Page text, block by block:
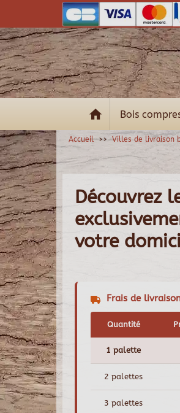
Bois
Accueil Villes de livraison
Découvrez
votre
Frais de
Quantité
1 palette
2 palettes
3 palettes